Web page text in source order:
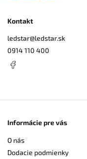
Kontakt
ledstar@ledstar.sk
0914 110 400
Informácie pre vás
O nás
Dodacie podmienky